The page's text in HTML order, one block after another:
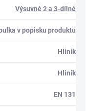
Výsuvné 2 a 3-dílné
v popisku produktu
Hliník
Hliník
EN 131